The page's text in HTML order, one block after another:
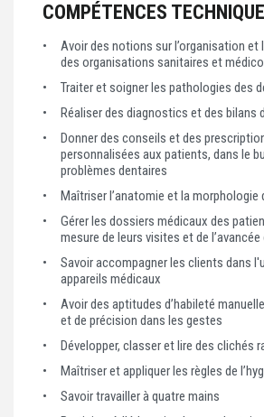
COMPÉTENCES
Avoir des notions sur l’organisation
des organisations sanitaires et
Traiter et soigner les pathologies des
Réaliser des diagnostics et des bilans
Donner des conseils et des
personnalisées aux patients, dans le
problèmes dentaires
Maîtriser l’anatomie et la morphologie
Gérer les dossiers médicaux des
mesure de leurs visites et de
Savoir accompagner les clients dans
appareils médicaux
Avoir des aptitudes d’habileté
et de précision dans les gestes
Développer, classer et lire des clichés
Maîtriser et appliquer les règles de
Savoir travailler à quatre mains